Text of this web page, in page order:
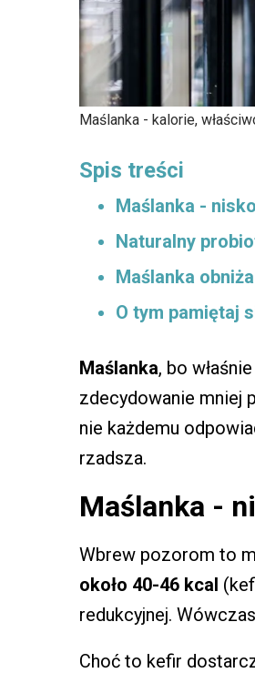
Maślanka - kalorie,
Spis treści
Maślanka -
Naturalny
Maślanka
O tym pamiętaj
Maślanka, bo
zdecydowanie mniej
nie każdemu
rzadsza.
Maślanka -
Wbrew pozorom to
około 40-46 kcal
redukcyjnej.
Choć to kefir